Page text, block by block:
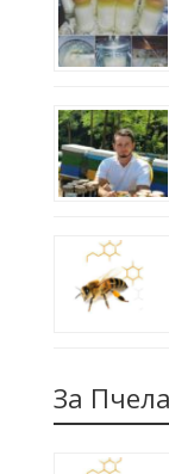
За